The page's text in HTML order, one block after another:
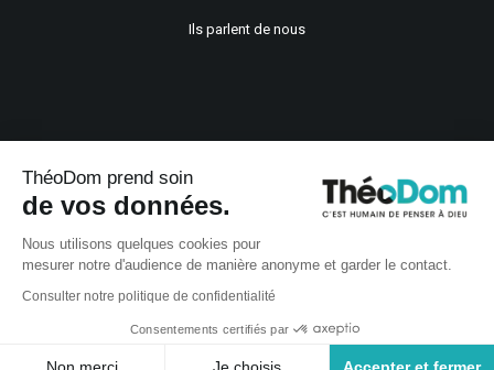
Ils parlent de nous
ThéoDom prend soin
de vos données.
Nous utilisons quelques cookies pour
mesurer notre d'audience de manière anonyme et garder le contact.
Consulter notre politique de confidentialité
Consentements certifiés par